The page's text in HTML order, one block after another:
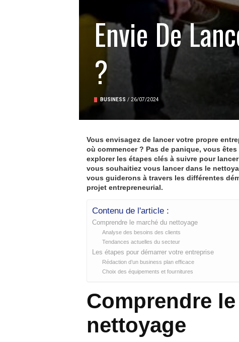
Envie De
?
BUSINESS / 26/07/2024
Vous envisagez de lancer votre propre
où commencer ? Pas de panique, vous
explorer les étapes clés à suivre pour
vous souhaitiez vous lancer dans le
vous guiderons à travers les différentes
projet entrepreneurial.
Contenu de l'article :
Comprendre le marché du nettoyage
Analyse des besoins des clients
Tendances actuelles du secteur
Les étapes pour démarrer votre entreprise
Rédaction d’un business plan efficace
Choix des équipements et fournitures
Comprendre
nettoyage